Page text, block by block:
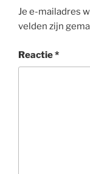
Je e-mailadres
velden zijn
Reactie*